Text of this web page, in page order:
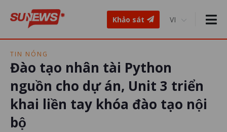
Khảo sát
TIN NÓNG
Đào tạo nhân tài Python
nguồn cho dự án, Unit 3 triển
khai liền tay khóa đào tạo nội
bộ